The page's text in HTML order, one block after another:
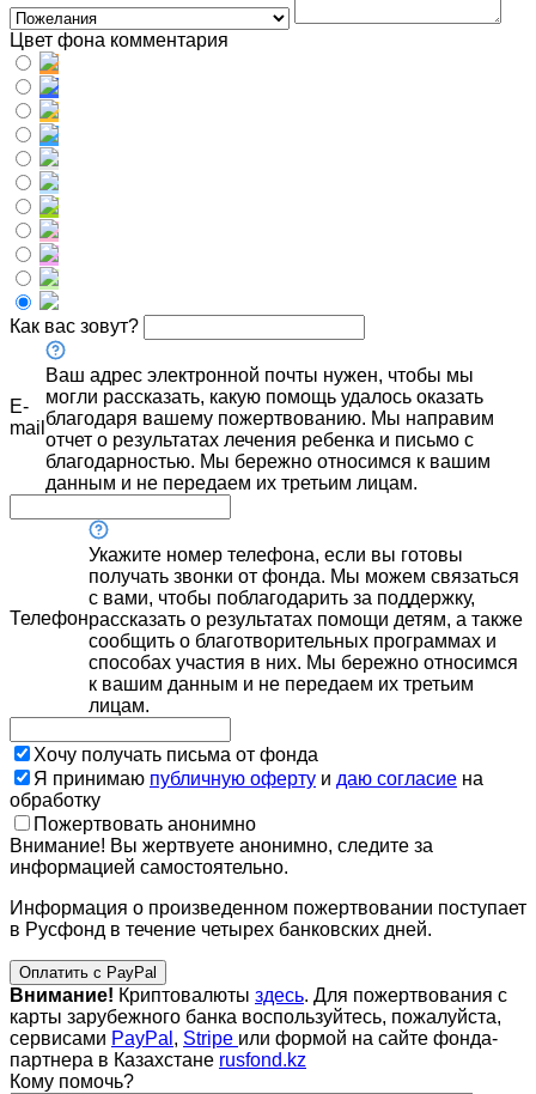
Цвет фона комментария
Как вас зовут?
E-
mail
Ваш адрес электронной почты нужен, чтобы мы
могли рассказать, какую помощь удалось оказать
благодаря вашему пожертвованию. Мы направим
отчет о результатах лечения ребенка и письмо с
благодарностью. Мы бережно относимся к вашим
данным и не передаем их третьим лицам.
Телефон
Укажите номер телефона, если вы готовы
получать звонки от фонда. Мы можем связаться
с вами, чтобы поблагодарить за поддержку,
рассказать о результатах помощи детям, а также
сообщить о благотворительных программах и
способах участия в них. Мы бережно относимся
к вашим данным и не передаем их третьим
лицам.
Хочу получать письма от фонда
Я принимаю публичную оферту и даю согласие на
обработку
Пожертвовать анонимно
Внимание! Вы жертвуете анонимно, следите за
информацией самостоятельно.
Информация о произведенном пожертвовании поступает
в Русфонд в течение четырех банковских дней.
Оплатить с PayPal
Внимание! Криптовалюты здесь. Для пожертвования с
карты зарубежного банка воспользуйтесь, пожалуйста,
сервисами PayPal , Stripe или формой на сайте фонда-
партнера в Казахстане rusfond.kz
Кому помочь?